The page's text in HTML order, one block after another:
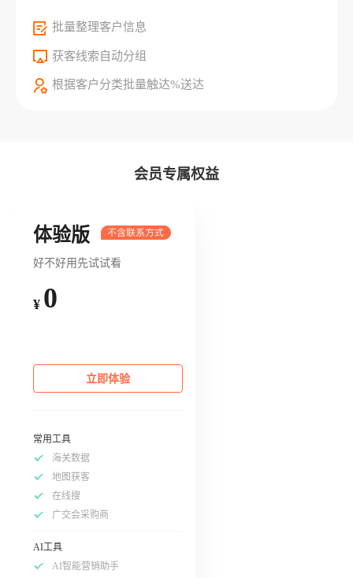
批量整理客户信息
获客线索自动分组
根据客户分类批量触达%送达
会员专属权益
体验版
好不好用先试试看
¥ 0
立即体验
常用工具
海关数据
地图获客
在线搜
广交会采购商
AI工具
AI智能营销助手